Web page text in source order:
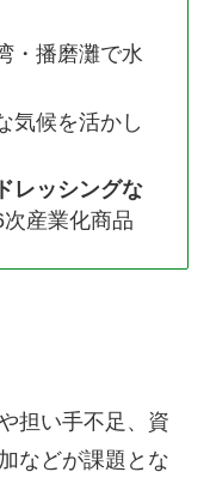
・播磨灘で水
気候を活かし
レッシングな
次産業化商品
担い手不足、資
などが課題とな